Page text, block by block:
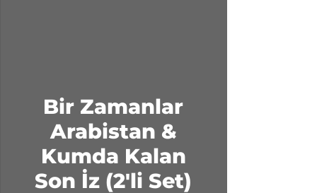
Bir Zamanlar
Arabistan &
Kumda Kalan
Son İz (2'li Set)